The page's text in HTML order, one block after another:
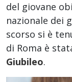
del giovane
nazionale dei
scorso si è
di Roma è
Giubileo.